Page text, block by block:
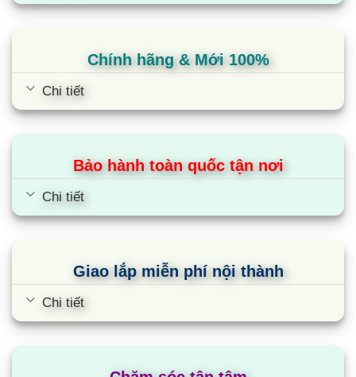
độ tươi ngon và dinh dưỡng, sẵn sàng chế biến mà không cần
Ngăn đông:
biệt, chứa thực phẩm tươi sống như thịt cá, có dạng ngăn kéo.
có nhiệt độ 3 – 9℃, thiết kế khép kín giúp
tăng cường độ ẩm, tăng 15% lượng vitamin cho rau, dạng
ngăn kéo.
Chính hãng & Mới 100%
Chi tiết
Bảo hành toàn quốc tận nơi
Chi tiết
Giao lắp miễn phí nội thành
Chi tiết